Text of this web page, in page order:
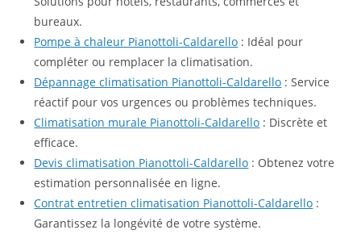
bureaux.
Pompe à chaleur Pianottoli-Caldarello : Idéal pour
compléter ou remplacer la climatisation.
Dépannage climatisation Pianottoli-Caldarello : Service
réactif pour vos urgences ou problèmes techniques.
Climatisation murale Pianottoli-Caldarello : Discrète et
efficace.
Devis climatisation Pianottoli-Caldarello : Obtenez votre
estimation personnalisée en ligne.
Contrat entretien climatisation Pianottoli-Caldarello :
Garantissez la longévité de votre système.